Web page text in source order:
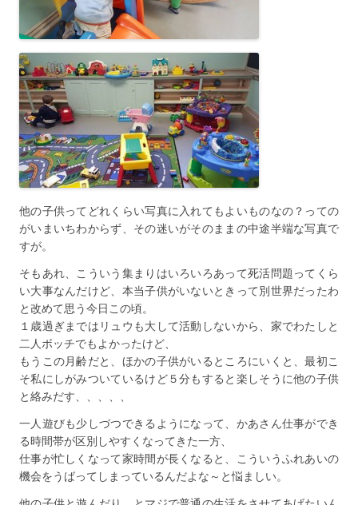
他の子供ってどれくらい写真に入れてもよいものなの？っての
がいまいちわからず、その迷いがそのままの中途半端な写真で
すが。
そもあれ、こういう集まりはいろいろあって死活問題ってくら
い大事なんだけど、本当子供がいないときって別世界だったわ
と改めて思う今日この頃。
１歳過ぎまではリュウも大して活動しないから、家でわたしと
二人ボッチでもよかったけど、
もうこの月齢だと、ほかの子供がいるところにいくと、最初こ
そ私にしがみついているけど５分もすると楽しそうに他の子供
と絡みだす、、、、、
一人遊びも少しづつできるようになって、かあさん仕事ができ
る時間帯が区別しやすくなってきた一方、
仕事が忙しくなって家時間が長くなると、こういうふれあいの
機会をうばってしまっているんだよな～と悩ましい。